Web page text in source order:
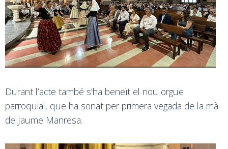
Durant l’acte també s’ha beneït el nou orgue
parroquial, que ha sonat per primera vegada de la mà
de Jaume Manresa.